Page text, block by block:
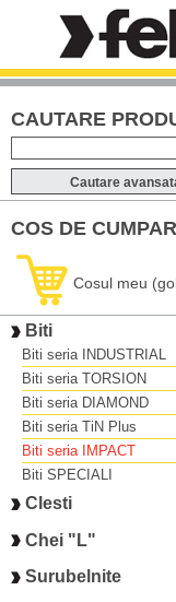
CAUTARE
Cautare
COS DE
Cosul meu
Biti
Biti seria INDUSTRIAL
Biti seria TORSION
Biti seria DIAMOND
Biti seria TiN Plus
Biti seria IMPACT
Biti SPECIALI
Clesti
Chei "L"
Surubelnite